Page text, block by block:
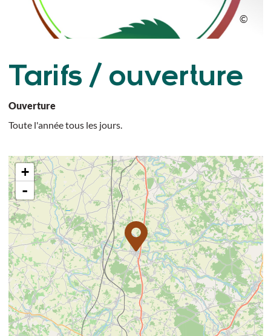
Tarifs / ouverture
Ouverture
Toute l'année tous les jours.
+
-